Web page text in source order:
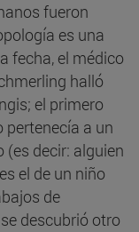
fueron
es una
fecha, el médico
halló
el primero
pertenecía a un
decir: alguien
el de un niño
de
descubrió otro